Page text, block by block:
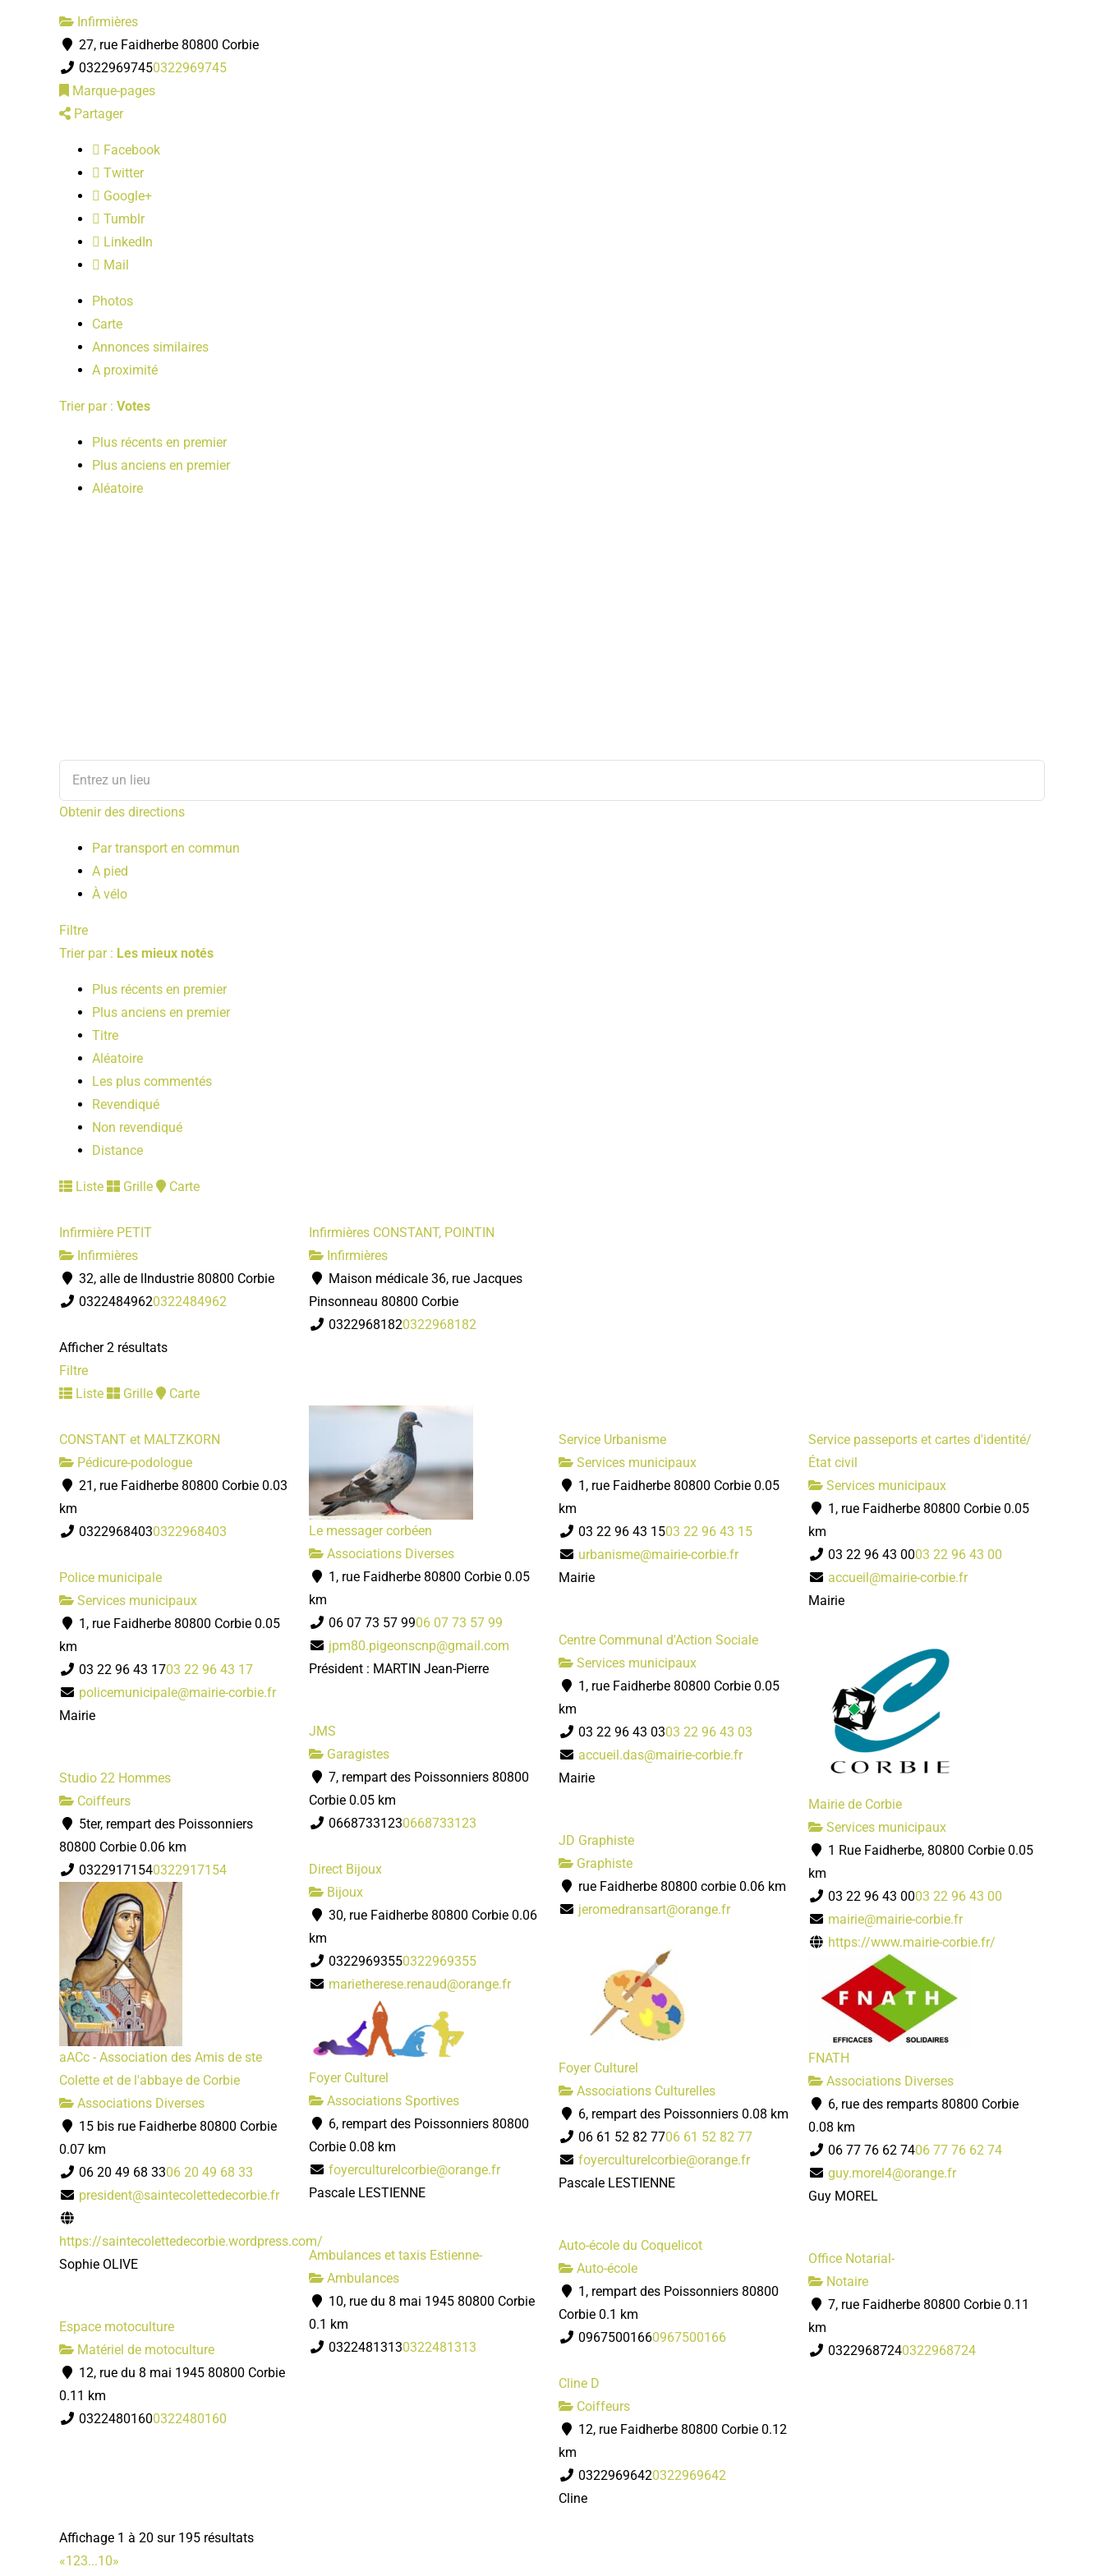
Infirmières
27, rue Faidherbe 80800 Corbie
03229697450322969745
Marque-pages
Partager
Facebook
Twitter
Google+
Tumblr
LinkedIn
Mail
Photos
Carte
Annonces similaires
A proximité
Trier par : Votes
Plus récents en premier
Plus anciens en premier
Aléatoire
Obtenir des directions
Par transport en commun
A pied
À vélo
Filtre
Trier par : Les mieux notés
Plus récents en premier
Plus anciens en premier
Titre
Aléatoire
Les plus commentés
Revendiqué
Non revendiqué
Distance
Liste Grille Carte
Infirmière PETIT
Infirmières
32, alle de lIndustrie 80800 Corbie
03224849620322484962
Infirmières CONSTANT, POINTIN
Infirmières
Maison médicale 36, rue Jacques
Pinsonneau 80800 Corbie
03229681820322968182
Afficher 2 résultats
Filtre
Liste
Grille Carte
CONSTANT et MALTZKORN
Pédicure-podologue
21, rue Faidherbe 80800 Corbie 0.03
km
03229684030322968403
Le messager corbéen
Associations Diverses
1, rue Faidherbe 80800 Corbie 0.05
km
06 07 73 57 9906 07 73 57 99
jpm80.pigeonscnp@gmail.com
Président : MARTIN Jean-Pierre
Service Urbanisme
Services municipaux
1, rue Faidherbe 80800 Corbie 0.05
km
03 22 96 43 1503 22 96 43 15
urbanisme@mairie-corbie.fr
Mairie
Service passeports et cartes d'identité/
État civil
Services municipaux
1, rue Faidherbe 80800 Corbie 0.05
km
03 22 96 43 0003 22 96 43 00
accueil@mairie-corbie.fr
Mairie
Police municipale
Services municipaux
1, rue Faidherbe 80800 Corbie 0.05
km
03 22 96 43 1703 22 96 43 17
policemunicipale@mairie-corbie.fr
Mairie
Centre Communal d'Action Sociale
Services municipaux
1, rue Faidherbe 80800 Corbie 0.05
km
03 22 96 43 0303 22 96 43 03
accueil.das@mairie-corbie.fr
Mairie
Mairie de Corbie
Services municipaux
1 Rue Faidherbe, 80800 Corbie 0.05
km
03 22 96 43 0003 22 96 43 00
mairie@mairie-corbie.fr
https://www.mairie-corbie.fr/
JMS
Garagistes
7, rempart des Poissonniers 80800
Corbie 0.05 km
06687331230668733123
Studio 22 Hommes
Coiffeurs
5ter, rempart des Poissonniers
80800 Corbie 0.06 km
03229171540322917154
JD Graphiste
Graphiste
rue Faidherbe 80800 corbie 0.06 km
jeromedransart@orange.fr
Direct Bijoux
Bijoux
30, rue Faidherbe 80800 Corbie 0.06
km
03229693550322969355
marietherese.renaud@orange.fr
aACc - Association des Amis de ste
Colette et de l'abbaye de Corbie
Associations Diverses
15 bis rue Faidherbe 80800 Corbie
0.07 km
06 20 49 68 3306 20 49 68 33
president@saintecolettedecorbie.fr
https://saintecolettedecorbie.wordpress.com/
Sophie OLIVE
Foyer Culturel
Associations Culturelles
6, rempart des Poissonniers 0.08 km
06 61 52 82 7706 61 52 82 77
foyerculturelcorbie@orange.fr
Pascale LESTIENNE
FNATH
Associations Diverses
6, rue des remparts 80800 Corbie
0.08 km
06 77 76 62 7406 77 76 62 74
guy.morel4@orange.fr
Guy MOREL
Foyer Culturel
Associations Sportives
6, rempart des Poissonniers 80800
Corbie 0.08 km
foyerculturelcorbie@orange.fr
Pascale LESTIENNE
Auto-école du Coquelicot
Auto-école
1, rempart des Poissonniers 80800
Corbie 0.1 km
09675001660967500166
Ambulances et taxis Estienne-
Ambulances
10, rue du 8 mai 1945 80800 Corbie
0.1 km
03224813130322481313
Office Notarial-
Notaire
7, rue Faidherbe 80800 Corbie 0.11
km
03229687240322968724
Espace motoculture
Matériel de motoculture
12, rue du 8 mai 1945 80800 Corbie
0.11 km
03224801600322480160
Cline D
Coiffeurs
12, rue Faidherbe 80800 Corbie 0.12
km
03229696420322969642
Cline
Affichage 1 à 20 sur 195 résultats
«123...10»